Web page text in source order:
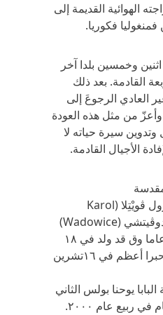
الهوائية القديمة إلى
فكوريا‏.
وخمسين بلدا آخر
القادمة‏. ‬بعد ذلك‏
‬غير العادي‏ ‬الرجوعَ‏ ‬إلى
من مثل هذه العودة
وتدوين سيرة حياته لا
الأجيال القادمة‏.‬
اسم البابا الحقيقي‏ ‬كارول ڤويْتِلا‏ ‬(Karol
Voitilla)‏ ‬من مدينة ڤادوڤيتشي‏ ‬(Wadowice)‏
‬في‏ ‬بولندا وهو ابن ‏٧٩ ‬عاما وق قد ولد في‏ ١٨
‬أيار عام ١٩٢٠ ‬ورسم حبرا أعظم في‏ ١٦‬تشرين
‬يوحنا بولس الثاني‏
‬للديار المقدسة ستّة أيام في‏ ‬ربيع عام ٢٠٠٠‏.